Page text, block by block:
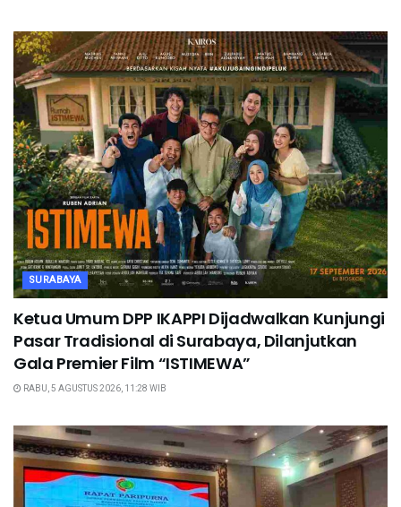
SURABAYA
Ketua Umum DPP IKAPPI Dijadwalkan Kunjungi
Pasar Tradisional di Surabaya, Dilanjutkan
Gala Premier Film “ISTIMEWA”
RABU, 5 AGUSTUS 2026, 11:28 WIB